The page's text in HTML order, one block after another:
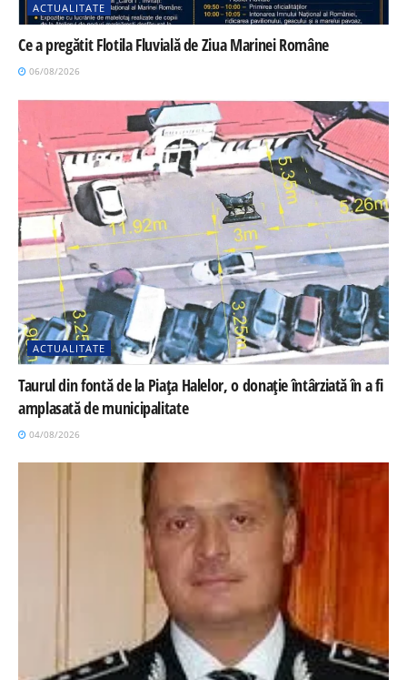
ACTUALITATE
Ce a pregătit Flotila Fluvială de Ziua Marinei Române
06/08/2026
ACTUALITATE
Taurul din fontă de la Piața Halelor, o donație întârziată în a fi
amplasată de municipalitate
04/08/2026